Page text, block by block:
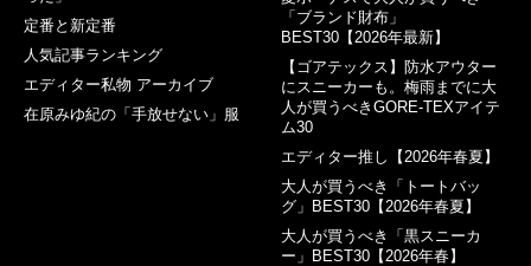
定番と新定番
人気記事ランキング
エディター私物 アーカイブ
在原みゆ紀の「手放せない」服
「ブランド財布」
BEST30【2026年最新】
【ゴアテックス】防水アウター
にスニーカーも。梅雨までに大
人が買うべきGORE-TEXアイテ
ム30
エディター推し【2026年春夏】
大人が買うべき「トートバッ
グ」BEST30【2026年春夏】
大人が買うべき「黒スニーカ
ー」BEST30【2026年春】